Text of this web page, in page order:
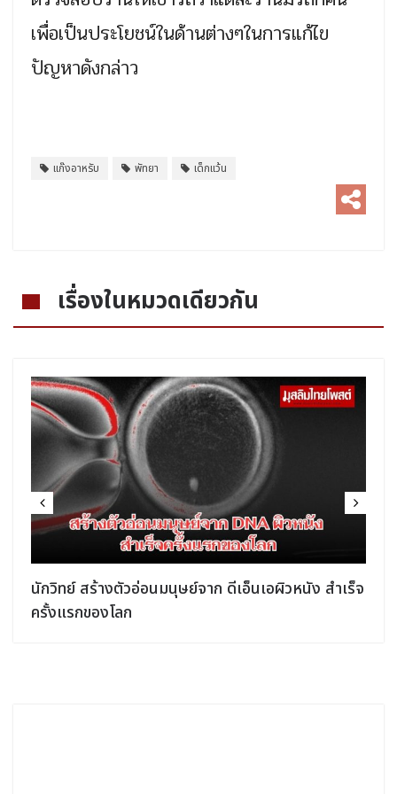
เพื่อเป็นประโยชน์ในด้านต่างๆในการแก้ไข
ปัญหาดังกล่าว
แก๊งอาหรับ พัทยา เด็กแว้น
เรื่องในหมวดเดียวกัน
ด่วน! แผ่นดินไหว ฟิลิปปินส์ ขนาด 6.9 ทางการประกาศ
เตือนภัยสึนามิ